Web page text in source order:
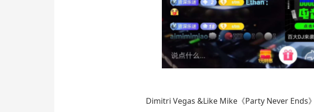
Dimitri Vegas &Like Mike《Party Never Ends